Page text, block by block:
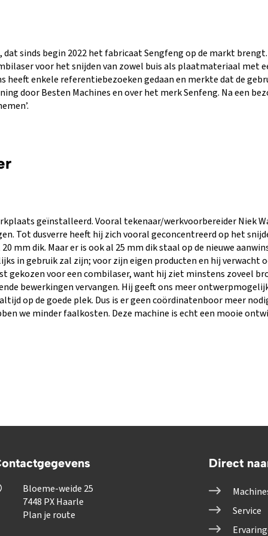
, dat sinds begin 2022 het fabricaat Sengfeng op de markt
voor het snijden van zowel buis als plaatmateriaal met
heeft enkele referentiebezoeken gedaan en merkte dat de
door Besten Machines en over het merk Senfeng. Na een
geïnstalleerd. Vooral tekenaar/werkvoorbereider Niek
Tot dusverre heeft hij zich vooral geconcentreerd op het
mm dik. Maar er is ook al 25 mm dik staal op de nieuwe
in gebruik zal zijn; voor zijn eigen producten en hij verwacht
gekozen voor een combilaser, want hij ziet minstens zoveel
bewerkingen vervangen. Hij geeft ons meer
op de goede plek. Dus is er geen coördinatenboor meer
we minder faalkosten. Deze machine is echt een mooie
Bloeme-weide 25
7448 PX Haarle
Plan je route
Direct
Service